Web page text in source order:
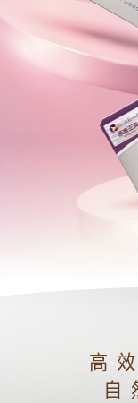
高
自